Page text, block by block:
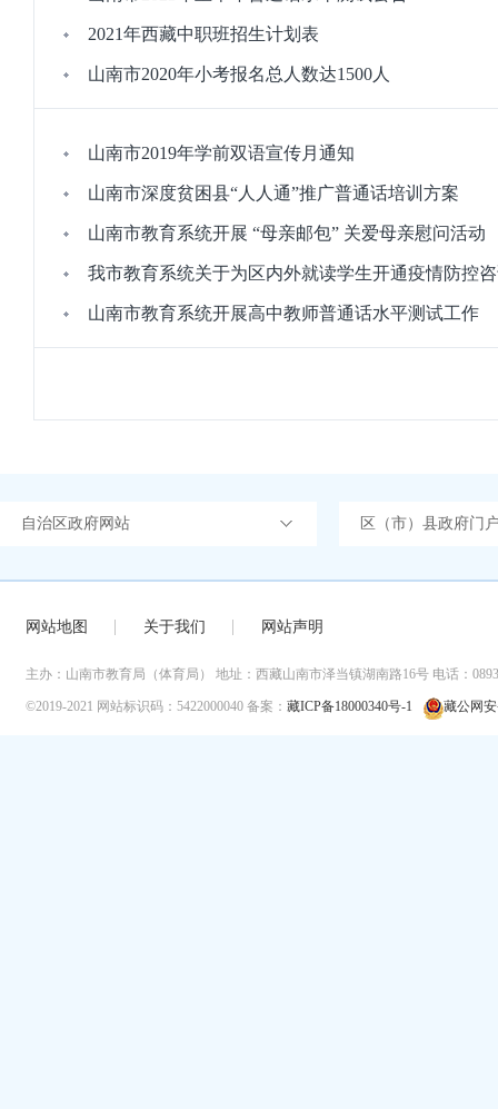
2021年西藏中职班招生计划表
山南市2020年小考报名总人数达1500人
山南市2019年学前双语宣传月通知
山南市深度贫困县“人人通”推广普通话培训方案
山南市教育系统开展 “母亲邮包” 关爱母亲慰问活动
我市教育系统关于为区内外就读学生开通疫情防控
山南市教育系统开展高中教师普通话水平测试工作
自治区政府网站 区（市）县政府门
网站地图 关于我们 网站声明
主办：山南市教育局（体育局） 地址：西藏山南市泽当镇湖南路16号 电话：
©2019-2021 网站标识码：5422000040 备案： 藏ICP备18000340号-1 藏公网安